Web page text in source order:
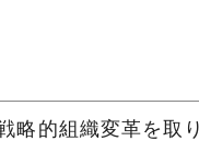
的組織変革を取